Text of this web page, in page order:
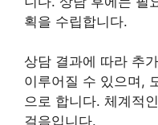
획을 수립합니다.
상담 결과에 따라 추
이루어질 수 있으며,
으로 합니다. 체계적
걸음입니다.